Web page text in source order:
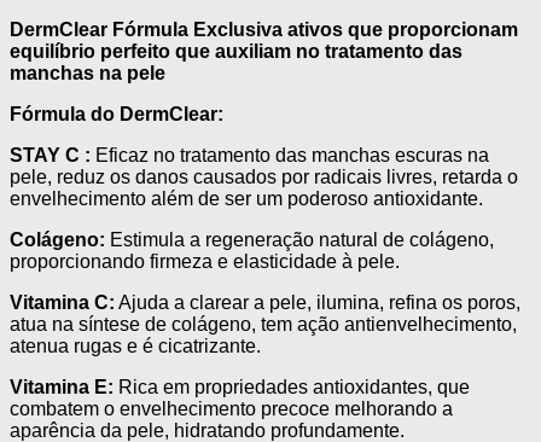
DermClear Fórmula Exclusiva ativos que proporcionam
equilíbrio perfeito que auxiliam no tratamento das
manchas na pele
Fórmula do DermClear:
STAY C : Eficaz no tratamento das manchas escuras na
pele, reduz os danos causados por radicais livres, retarda o
envelhecimento além de ser um poderoso antioxidante.
Colágeno: Estimula a regeneração natural de colágeno,
proporcionando firmeza e elasticidade à pele.
Vitamina C: Ajuda a clarear a pele, ilumina, refina os poros,
atua na síntese de colágeno, tem ação antienvelhecimento,
atenua rugas e é cicatrizante.
Vitamina E: Rica em propriedades antioxidantes, que
combatem o envelhecimento precoce melhorando a
aparência da pele, hidratando profundamente.